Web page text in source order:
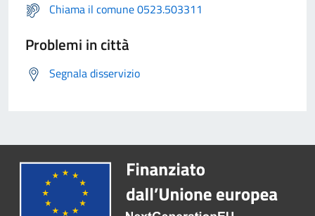
Chiama il comune 0523.503311
Problemi in città
Segnala disservizio